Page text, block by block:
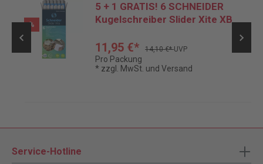
%
5 + 1 GRATIS! 6 SCHNEIDER
Kugelschreiber Slider Xite XB
11,95 €* 14,10 €*UVP
Pro Packung
* zzgl. MwSt. und Versand
Service-Hotline